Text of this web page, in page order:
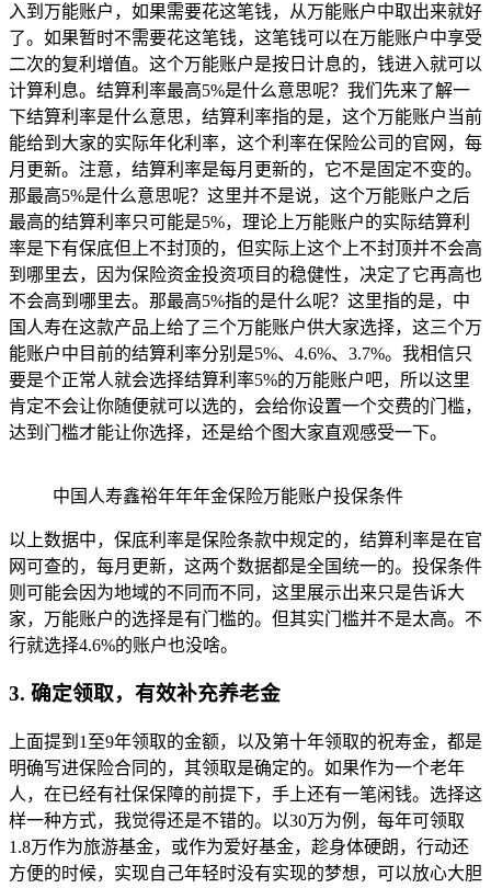
入到万能账户，如果需要花这笔钱，从万能账户中取出来就好
了。如果暂时不需要花这笔钱，这笔钱可以在万能账户中享受
二次的复利增值。这个万能账户是按日计息的，钱进入就可以
计算利息。结算利率最高5%是什么意思呢？我们先来了解一
下结算利率是什么意思，结算利率指的是，这个万能账户当前
能给到大家的实际年化利率，这个利率在保险公司的官网，每
月更新。注意，结算利率是每月更新的，它不是固定不变的。
那最高5%是什么意思呢？这里并不是说，这个万能账户之后
最高的结算利率只可能是5%，理论上万能账户的实际结算利
率是下有保底但上不封顶的，但实际上这个上不封顶并不会高
到哪里去，因为保险资金投资项目的稳健性，决定了它再高也
不会高到哪里去。那最高5%指的是什么呢？这里指的是，中
国人寿在这款产品上给了三个万能账户供大家选择，这三个万
能账户中目前的结算利率分别是5%、4.6%、3.7%。我相信只
要是个正常人就会选择结算利率5%的万能账户吧，所以这里
肯定不会让你随便就可以选的，会给你设置一个交费的门槛，
达到门槛才能让你选择，还是给个图大家直观感受一下。
中国人寿鑫裕年年年金保险万能账户投保条件
以上数据中，保底利率是保险条款中规定的，结算利率是在官
网可查的，每月更新，这两个数据都是全国统一的。投保条件
则可能会因为地域的不同而不同，这里展示出来只是告诉大
家，万能账户的选择是有门槛的。但其实门槛并不是太高。不
行就选择4.6%的账户也没啥。
3. 确定领取，有效补充养老金
上面提到1至9年领取的金额，以及第十年领取的祝寿金，都是
明确写进保险合同的，其领取是确定的。如果作为一个老年
人，在已经有社保保障的前提下，手上还有一笔闲钱。选择这
样一种方式，我觉得还是不错的。以30万为例，每年可领取
1.8万作为旅游基金，或作为爱好基金，趁身体硬朗，行动还
方便的时候，实现自己年轻时没有实现的梦想，可以放心大胆